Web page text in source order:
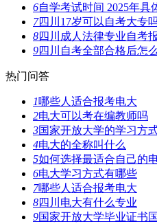
6自学考试时间 2025年具
7四川17岁可以自考大专
8四川成人法律专业自考
9四川自考全部合格后怎
热门问答
1哪些人适合报考电大
2电大可以考在编教师吗
3国家开放大学的学习方
4电大的全称叫什么
5如何选择最适合自己的
6电大学习方式有哪些
7哪些人适合报考电大
8四川电大有什么专业
9国家开放大学毕业证书